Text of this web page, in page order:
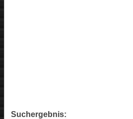
Suchergebnis: